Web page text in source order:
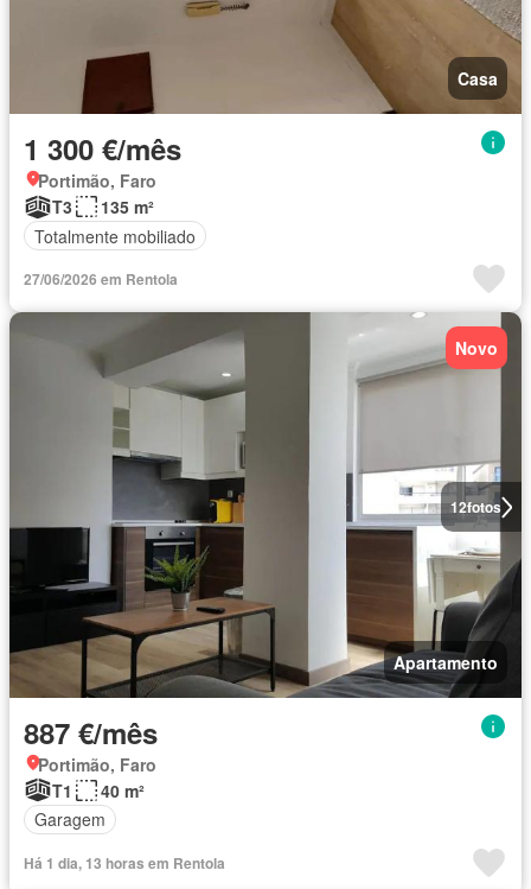
Casa
1 300 €/mês
Portimão, Faro
T3
135 m²
Totalmente mobiliado
27/06/2026 em Rentola
12fotos
Novo
Apartamento
887 €/mês
Portimão, Faro
T1
40 m²
Garagem
Há 1 dia, 13 horas em Rentola